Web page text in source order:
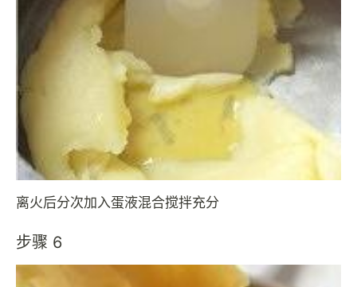
离火后分次加入蛋液混合搅拌充分
步骤 6